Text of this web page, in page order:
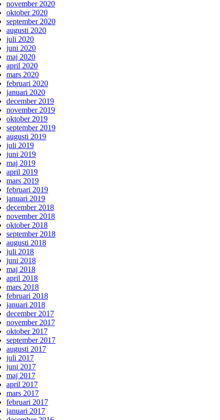
november 2020
oktober 2020
september 2020
augusti 2020
juli 2020
juni 2020
maj 2020
april 2020
mars 2020
februari 2020
januari 2020
december 2019
november 2019
oktober 2019
september 2019
augusti 2019
juli 2019
juni 2019
maj 2019
april 2019
mars 2019
februari 2019
januari 2019
december 2018
november 2018
oktober 2018
september 2018
augusti 2018
juli 2018
juni 2018
maj 2018
april 2018
mars 2018
februari 2018
januari 2018
december 2017
november 2017
oktober 2017
september 2017
augusti 2017
juli 2017
juni 2017
maj 2017
april 2017
mars 2017
februari 2017
januari 2017